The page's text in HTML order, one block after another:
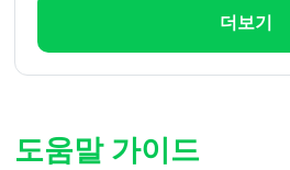
더보기
도움말 가이드